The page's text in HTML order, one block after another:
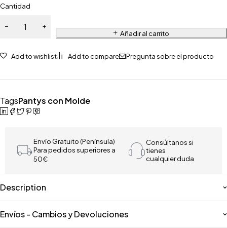
Cantidad
Añadir al carrito
Add to wishlist Add to compare Pregunta sobre el producto
TagsPantys con Molde
Envío Gratuito (Península)
Para pedidos superiores a
50€
Consúltanos si
tienes
cualquier duda
Description
Envíos - Cambios y Devoluciones